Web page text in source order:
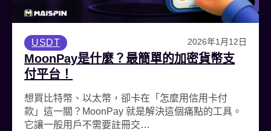
USDT 2026年1月12日
MoonPay是什麼？最簡單的加密貨幣支
付平台！
想買比特幣、以太幣，卻卡在「怎麼用信用卡付
款」這一關？MoonPay 就是解決這個痛點的工具。
它讓一般用戶不需要註冊交…